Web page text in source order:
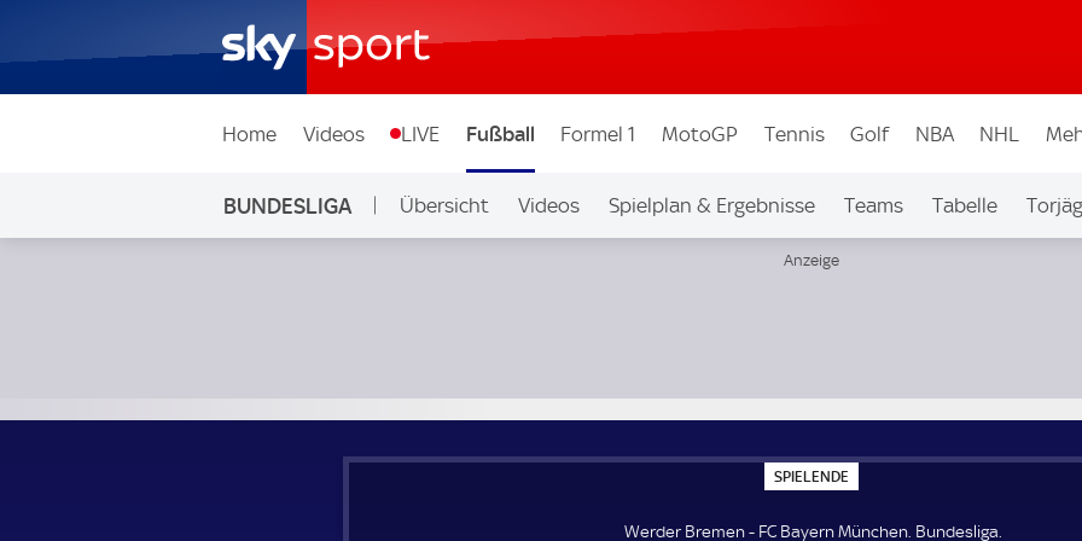
Home Videos LIVE Fußball Formel 1 MotoGP Tennis Golf NBA NHL
BUNDESLIGA Übersicht Videos Spielplan & Ergebnisse Teams Tabelle
SPIELENDE
P
E
Werder Bremen - FC Bayern München. Bundesliga.